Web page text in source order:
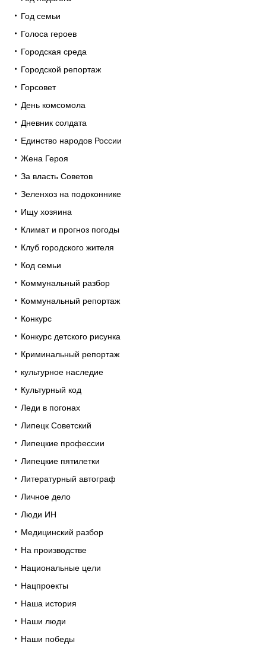
Год семьи
Голоса героев
Городская среда
Городской репортаж
Горсовет
День комсомола
Дневник солдата
Единство народов России
Жена Героя
За власть Советов
Зеленхоз на подоконнике
Ищу хозяина
Климат и прогноз погоды
Клуб городского жителя
Код семьи
Коммунальный разбор
Коммунальный репортаж
Конкурс
Конкурс детского рисунка
Криминальный репортаж
культурное наследие
Культурный код
Леди в погонах
Липецк Советский
Липецкие профессии
Липецкие пятилетки
Литературный автограф
Личное дело
Люди ИН
Медицинский разбор
На производстве
Национальные цели
Нацпроекты
Наша история
Наши люди
Наши победы